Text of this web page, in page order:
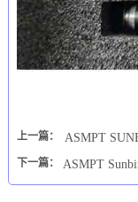
上一篇：
下一篇： ASMPT